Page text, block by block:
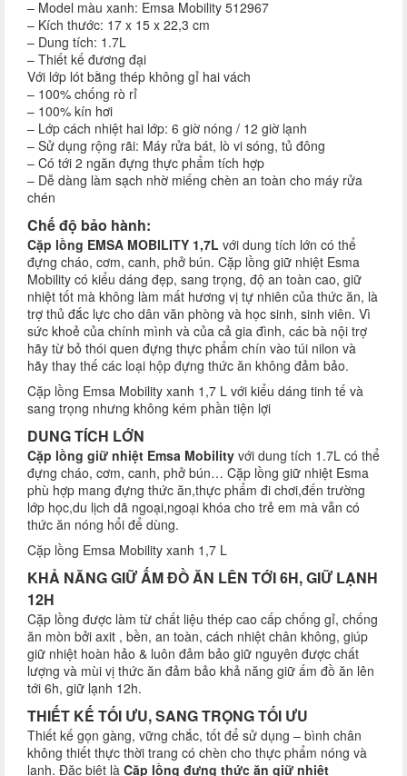
– Model màu xanh: Emsa Mobility 512967
– Kích thước: 17 x 15 x 22,3 cm
– Dung tích: 1.7L
– Thiết kế đương đại
Với lớp lót bằng thép không gỉ hai vách
– 100% chống rò rỉ
– 100% kín hơi
– Lớp cách nhiệt hai lớp: 6 giờ nóng / 12 giờ lạnh
– Sử dụng rộng rãi: Máy rửa bát, lò vi sóng, tủ đông
– Có tới 2 ngăn đựng thực phẩm tích hợp
– Dễ dàng làm sạch nhờ miếng chèn an toàn cho máy rửa
chén
Chế độ bảo hành:
Cặp lồng EMSA MOBILITY 1,7L với dung tích lớn có thể
đựng cháo, cơm, canh, phở bún. Cặp lồng giữ nhiệt Esma
Mobility có kiểu dáng đẹp, sang trọng, độ an toàn cao, giữ
nhiệt tốt mà không làm mất hương vị tự nhiên của thức ăn, là
trợ thủ đắc lực cho dân văn phòng và học sinh, sinh viên. Vì
sức khoẻ của chính mình và của cả gia đình, các bà nội trợ
hãy từ bỏ thói quen đựng thực phẩm chín vào túi nilon và
hãy thay thế các loại hộp đựng thức ăn không đảm bảo.
Cặp lồng Emsa Mobility xanh 1,7 L với kiểu dáng tinh tế và
sang trọng nhưng không kém phần tiện lợi
DUNG TÍCH LỚN
Cặp lồng giữ nhiệt Emsa Mobility với dung tích 1.7L có thể
đựng cháo, cơm, canh, phở bún… Cặp lồng giữ nhiệt Esma
phù hợp mang đựng thức ăn,thực phẩm đi chơi,đến trường
lớp học,du lịch dã ngoại,ngoại khóa cho trẻ em mà vẫn có
thức ăn nóng hổi để dùng.
Cặp lồng Emsa Mobility xanh 1,7 L
KHẢ NĂNG GIỮ ẤM ĐỒ ĂN LÊN TỚI 6H, GIỮ LẠNH
12H
Cặp lồng được làm từ chất liệu thép cao cấp chống gỉ, chống
ăn mòn bởi axit , bền, an toàn, cách nhiệt chân không, giúp
giữ nhiệt hoàn hảo & luôn đảm bảo giữ nguyên được chất
lượng và mùi vị thức ăn đảm bảo khả năng giữ ấm đồ ăn lên
tới 6h, giữ lạnh 12h.
THIẾT KẾ TỐI ƯU, SANG TRỌNG TỐI ƯU
Thiết kế gọn gàng, vững chắc, tốt để sử dụng – bình chân
không thiết thực thời trang có chèn cho thực phẩm nóng và
lạnh. Đặc biệt là Cặp lồng đựng thức ăn giữ nhiệt